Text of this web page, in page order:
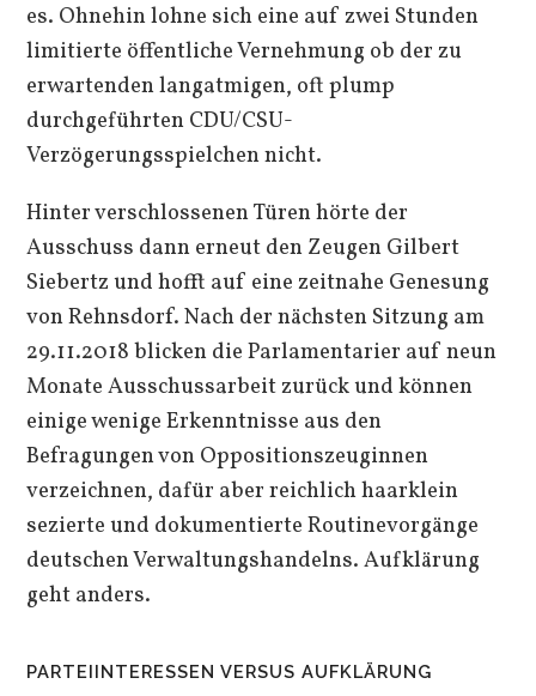
es. Ohnehin lohne sich eine auf zwei Stunden
limitierte öffentliche Vernehmung ob der zu
erwartenden langatmigen, oft plump
durchgeführten CDU/CSU-
Verzögerungsspielchen nicht.
Hinter verschlossenen Türen hörte der
Ausschuss dann erneut den Zeugen Gilbert
Siebertz und hofft auf eine zeitnahe Genesung
von Rehnsdorf. Nach der nächsten Sitzung am
29.11.2018 blicken die Parlamentarier auf neun
Monate Ausschussarbeit zurück und können
einige wenige Erkenntnisse aus den
Befragungen von Oppositionszeuginnen
verzeichnen, dafür aber reichlich haarklein
sezierte und dokumentierte Routinevorgänge
deutschen Verwaltungshandelns. Aufklärung
geht anders.
PARTEIINTERESSEN VERSUS AUFKLÄRUNG